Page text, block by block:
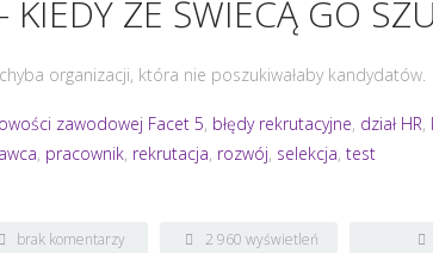
KIEDY ZE ŚWIECĄ GO
organizacji, która nie poszukiwałaby kandydatów.
zawodowej Facet 5, błędy rekrutacyjne, dział HR,
, pracownik, rekrutacja, rozwój, selekcja,test
brak komentarzy 2 960 wyświetleń